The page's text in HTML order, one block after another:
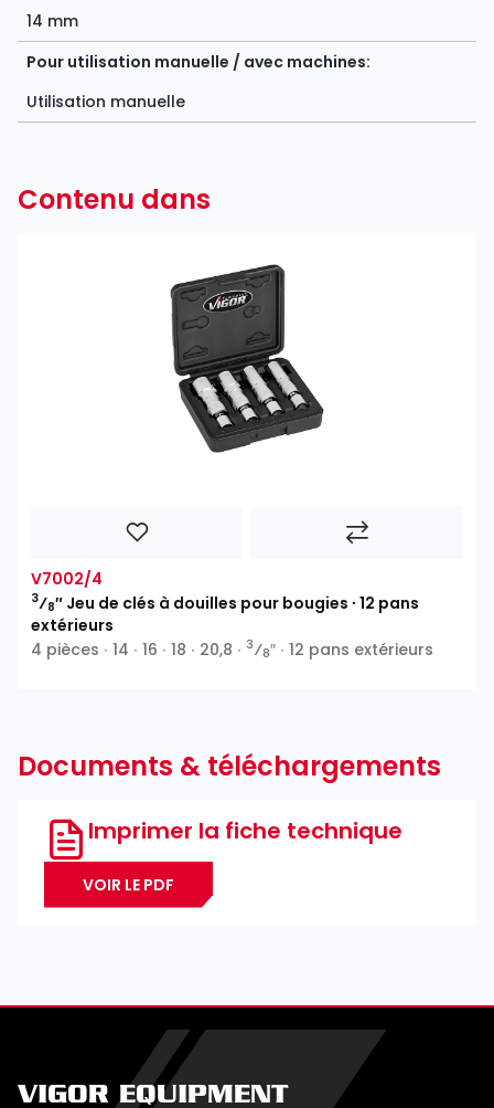
14 mm
Pour utilisation manuelle / avec machines:
Utilisation manuelle
Contenu dans
V7002/4
3⁄8″ Jeu de clés à douilles pour bougies ∙ 12 pans
extérieurs
4 pièces ∙ 14 ∙ 16 ∙ 18 ∙ 20,8 ∙ 3⁄8″ ∙ 12 pans extérieurs
Documents & téléchargements
Imprimer la fiche technique
VOIR LE PDF
VIGOR EQUIPMENT